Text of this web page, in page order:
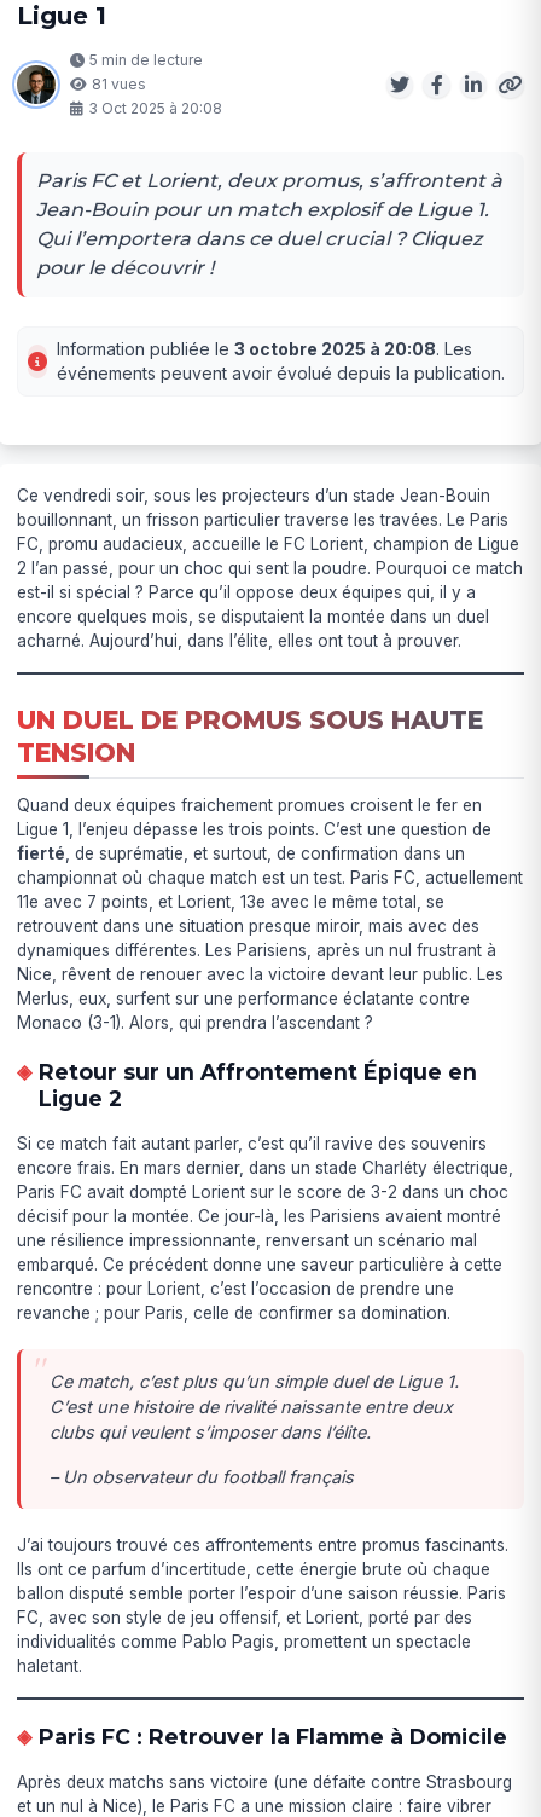
Ligue 1
5 min de lecture
81 vues
3 Oct 2025 à 20:08
Paris FC et Lorient, deux promus, s’affrontent à
Jean-Bouin pour un match explosif de Ligue 1.
Qui l’emportera dans ce duel crucial ? Cliquez
pour le découvrir !
Information publiée le3 octobre 2025 à 20:08. Les
événements peuvent avoir évolué depuis la publication.
Ce vendredi soir, sous les projecteurs d’un stade Jean-Bouin
bouillonnant, un frisson particulier traverse les travées. Le Paris
FC, promu audacieux, accueille le FC Lorient, champion de Ligue
2 l’an passé, pour un choc qui sent la poudre. Pourquoi ce match
est-il si spécial ? Parce qu’il oppose deux équipes qui, il y a
encore quelques mois, se disputaient la montée dans un duel
acharné. Aujourd’hui, dans l’élite, elles ont tout à prouver.
UN DUEL DE PROMUS SOUS HAUTE
TENSION
Quand deux équipes fraichement promues croisent le fer en
Ligue 1, l’enjeu dépasse les trois points. C’est une question de
fierté , de suprématie, et surtout, de confirmation dans un
championnat où chaque match est un test. Paris FC, actuellement
11e avec 7 points, et Lorient, 13e avec le même total, se
retrouvent dans une situation presque miroir, mais avec des
dynamiques différentes. Les Parisiens, après un nul frustrant à
Nice, rêvent de renouer avec la victoire devant leur public. Les
Merlus, eux, surfent sur une performance éclatante contre
Monaco (3-1). Alors, qui prendra l’ascendant ?
Retour sur un Affrontement Épique en
Ligue 2
Si ce match fait autant parler, c’est qu’il ravive des souvenirs
encore frais. En mars dernier, dans un stade Charléty électrique,
Paris FC avait dompté Lorient sur le score de 3-2 dans un choc
décisif pour la montée. Ce jour-là, les Parisiens avaient montré
une résilience impressionnante, renversant un scénario mal
embarqué. Ce précédent donne une saveur particulière à cette
rencontre : pour Lorient, c’est l’occasion de prendre une
revanche ; pour Paris, celle de confirmer sa domination.
Ce match, c’est plus qu’un simple duel de Ligue 1.
C’est une histoire de rivalité naissante entre deux
clubs qui veulent s’imposer dans l’élite.
– Un observateur du football français
J’ai toujours trouvé ces affrontements entre promus fascinants.
Ils ont ce parfum d’incertitude, cette énergie brute où chaque
ballon disputé semble porter l’espoir d’une saison réussie. Paris
FC, avec son style de jeu offensif, et Lorient, porté par des
individualités comme Pablo Pagis, promettent un spectacle
haletant.
Paris FC : Retrouver la Flamme à Domicile
Après deux matchs sans victoire (une défaite contre Strasbourg
et un nul à Nice), le Paris FC a une mission claire : faire vibrer